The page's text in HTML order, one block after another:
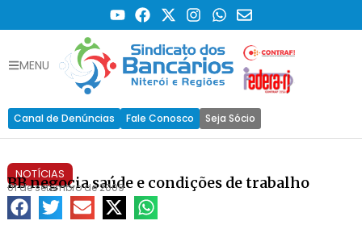
MENU
Canal de Denúncias Fale Conosco Seja Sócio
NOTÍCIAS
BB negocia saúde e condições de trabalho
01 de setembro de 2009